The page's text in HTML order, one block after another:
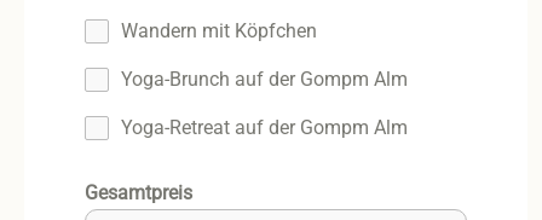
Wandern mit Köpfchen
Yoga-Brunch auf der Gompm Alm
Yoga-Retreat auf der Gompm Alm
Gesamtpreis